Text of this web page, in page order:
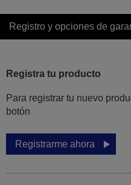
Registro y opciones de
Registra tu producto
Para registrar tu nuevo
botón
Registrarme ahora